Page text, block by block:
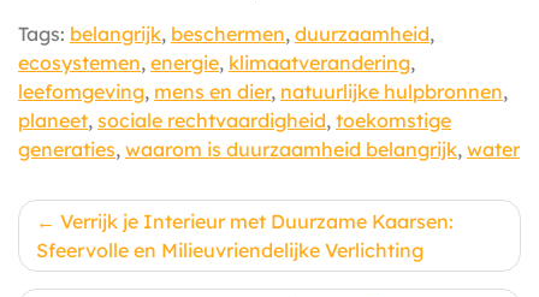
Tags: belangrijk, beschermen, duurzaamheid,
ecosystemen, energie, klimaatverandering,
leefomgeving, mens en dier, natuurlijke hulpbronnen,
planeet, sociale rechtvaardigheid, toekomstige
generaties, waarom is duurzaamheid belangrijk, water
Berichtnavigatie
Verrijk je Interieur met Duurzame Kaarsen:
Sfeervolle en Milieuvriendelijke Verlichting